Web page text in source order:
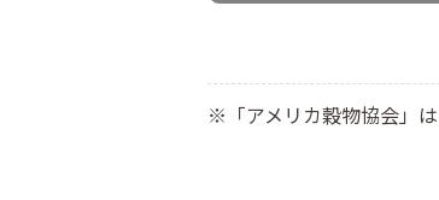
※「アメリカ穀物協会」